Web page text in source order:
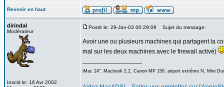
Revenir en haut
dirindal
Modérateur
Inscrit le: 16 Avr 2002
Posté le: 29-Jan-03 00:29:09 Sujet du message:
Avoir une ou plusieurs machines qui partagent la
mal sur les deux machines avec le firewall activé)
iMac 24", Macbook 2.2, Canon MP 150, airport extrême N, Mini